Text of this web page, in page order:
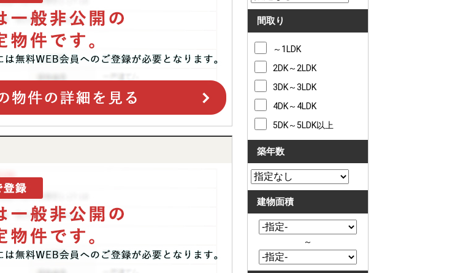
間取り
～1LDK
2DK～2LDK
3DK～3LDK
4DK～4LDK
5DK～5LDK以上
築年数
建物面積
～